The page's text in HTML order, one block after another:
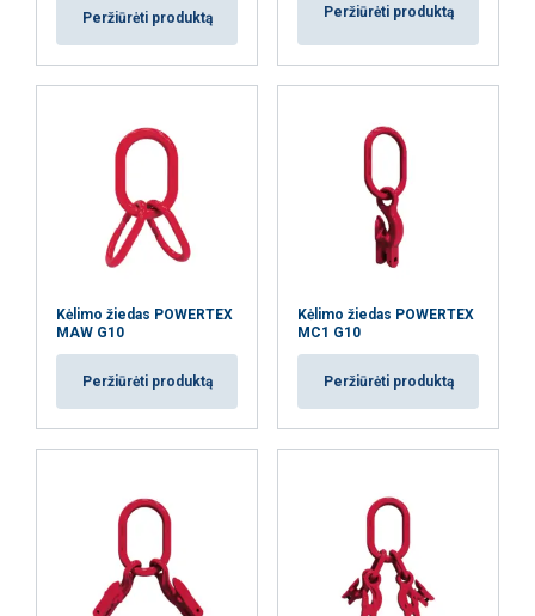
Peržiūrėti produktą Peržiūrėti produktą
Kėlimo žiedas POWERTEX
MAW G10
Peržiūrėti produktą
Kėlimo žiedas POWERTEX
MC1 G10
Peržiūrėti produktą